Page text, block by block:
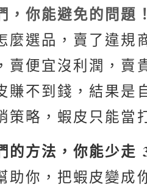
，你能避免的問題
麼選品，賣了違規
賣便宜沒利潤，賣
賺不到錢，結果是
策略，蝦皮只能當
的方法，你能少走
助你，把蝦皮變成